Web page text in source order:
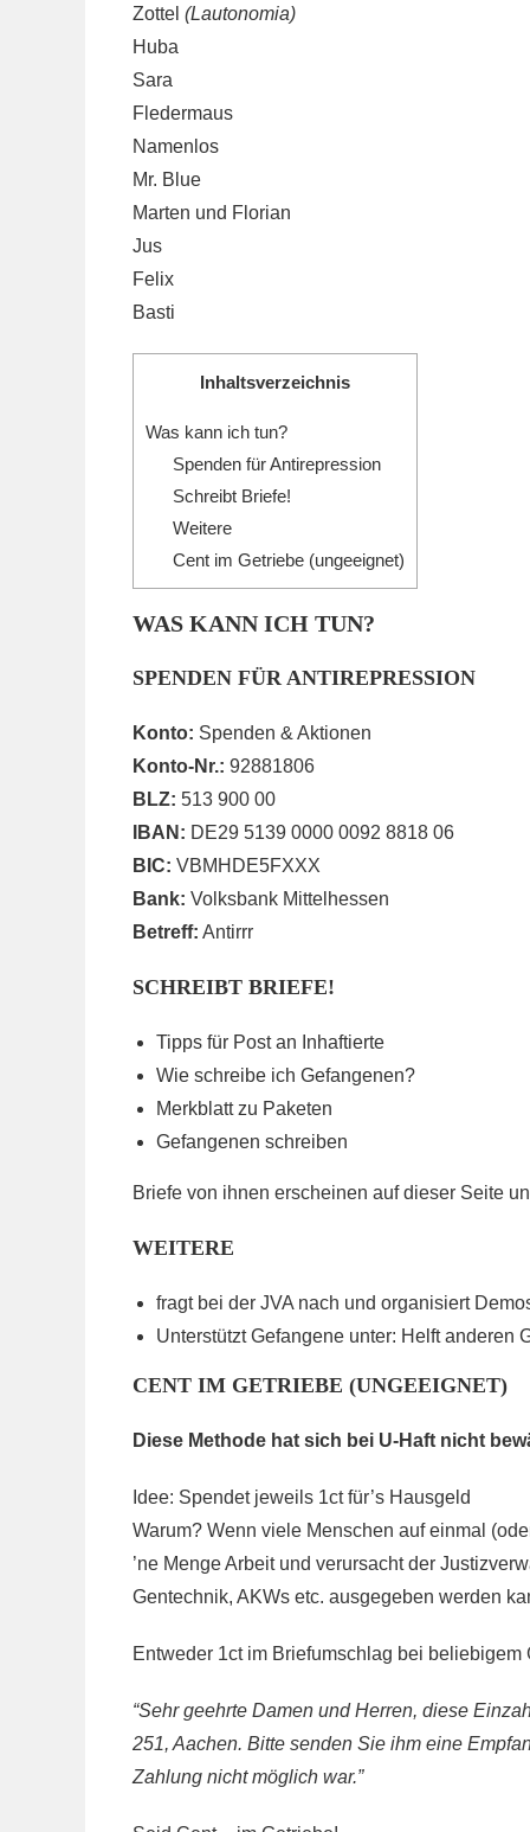
Zottel (Lautonomia)
Huba
Sara
Fledermaus
Namenlos
Mr. Blue
Marten und Florian
Jus
Felix
Basti
Inhaltsverzeichnis
Was kann ich tun?
Spenden für Antirepression
Schreibt Briefe!
Weitere
Cent im Getriebe (ungeeignet)
WAS KANN ICH TUN?
SPENDEN FÜR ANTIREPRESSION
Konto: Spenden & Aktionen
Konto-Nr.: 92881806
BLZ: 513 900 00
IBAN: DE29 5139 0000 0092 8818 06
BIC: VBMHDE5FXXX
Bank: Volksbank Mittelhessen
Betreff: Antirrr
SCHREIBT BRIEFE!
Tipps für Post an Inhaftierte
Wie schreibe ich Gefangenen?
Merkblatt zu Paketen
Gefangenen schreiben
Briefe von ihnen erscheinen auf dieser Seite
WEITERE
fragt bei der JVA nach und organisiert
Unterstützt Gefangene unter: Helft anderen
CENT IM GETRIEBE (UNGEEIGNET)
Diese Methode hat sich bei U-Haft nicht
Idee: Spendet jeweils 1ct für’s Hausgeld
Warum? Wenn viele Menschen auf einmal
’ne Menge Arbeit und verursacht der
Gentechnik, AKWs etc. ausgegeben werden
Entweder 1ct im Briefumschlag bei beliebigem
“Sehr geehrte Damen und Herren, diese
251, Aachen. Bitte senden Sie ihm eine
Zahlung nicht möglich war.”